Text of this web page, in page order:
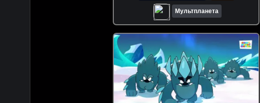
Мультпланета